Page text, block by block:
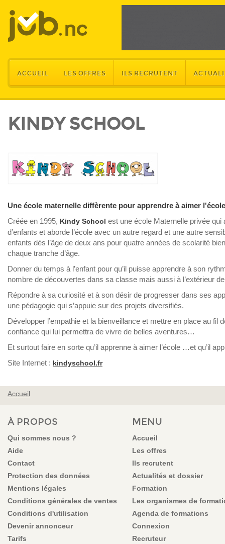
ACCUEIL LES OFFRES ILS RECRUTENT
KINDY SCHOOL
Une école maternelle diffèrente pour apprendre à aimer
Créée en 1995, Kindy School est une école Maternelle privée qui
d’enfants et aborde l’école avec un autre regard et une autre
enfants dès l’âge de deux ans pour quatre années de scolarité
chaque tranche d’âge.
Donner du temps à l’enfant pour qu’il puisse apprendre à son
nombre de découvertes dans sa classe mais aussi à l’extérieur
Répondre à sa curiosité et à son désir de progresser dans ses
une pédagogie qui s’appuie sur des projets diversifiés.
Développer l’empathie et la bienveillance et mettre en place au fil
confiance qui lui permettra de vivre de belles aventures…
Et surtout faire en sorte qu’il apprenne à aimer l’école …et qu’il
Site Internet : kindyschool.fr
VOUS ÊTES ICI
Accueil
À PROPOS
Qui sommes nous ?
Aide
Contact
Protection des données
Mentions légales
Conditions générales de ventes
Conditions d'utilisation
Devenir annonceur
Tarifs
MENU
Accueil
Les offres
Ils recrutent
Actualités et dossier
Formation
Les organismes de
Agenda de formations
Connexion
Recruteur